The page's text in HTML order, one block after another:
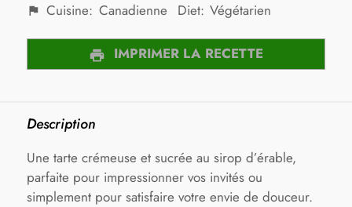
Cuisine: Canadienne Diet: Végétarien
IMPRIMER LA RECETTE
Description
Une tarte crémeuse et sucrée au sirop d’érable,
parfaite pour impressionner vos invités ou
simplement pour satisfaire votre envie de douceur.